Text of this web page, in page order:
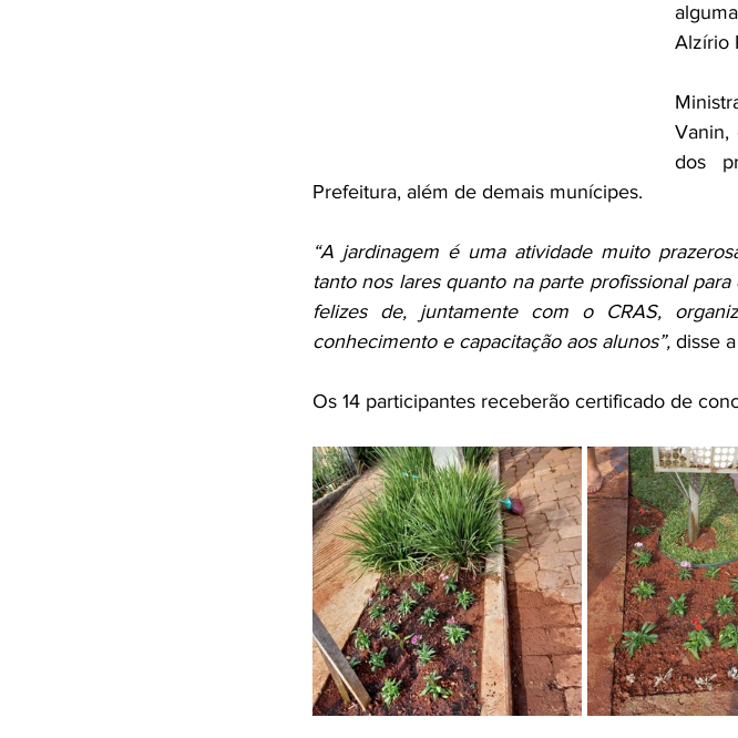
Alzírio
Vanin,
dos
Prefeitura, além de demais munícipes.
“A jardinagem é uma atividade muito
tanto nos lares quanto na parte profissional
felizes de, juntamente com o CRAS,
conhecimento e capacitação aos alunos”, disse
Os 14 participantes receberão certificado de